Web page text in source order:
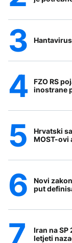
FZO RS
inostrane
Hrvatski
MOST-ovi
Novi
put
Iran na
letjeti